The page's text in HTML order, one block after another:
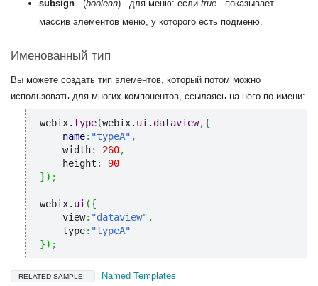
subsign - (boolean) - для меню: если true - показывает
массив элементов меню, у которого есть подменю.
Именованный тип
Вы можете создать тип элементов, который потом можно
использовать для многих компонентов, ссылаясь на него по имени:
webix.type(webix. ui .dataview,{
name: "typeA" ,
    width
: 260,
    height
:
90
}) ;
webix. ui ({
    view
: "dataview" ,
    type
: "typeA"
}) ;
RELATED SAMPLE: Named Templates